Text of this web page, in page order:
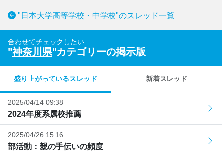
"日本大学高等学校・中学校"のスレッド一覧
合わせてチェックしたい
"神奈川県"カテゴリーの掲示版
盛り上がっているスレッド 新着スレッド
2025/04/14 09:38
2024年度系属校推薦
2025/04/26 15:16
部活動：親の手伝いの頻度